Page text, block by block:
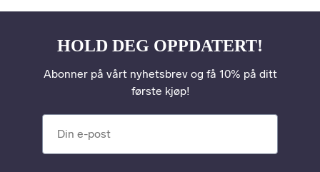
HOLD DEG OPPDATERT!
Abonner på vårt nyhetsbrev og få 10% på ditt
første kjøp!